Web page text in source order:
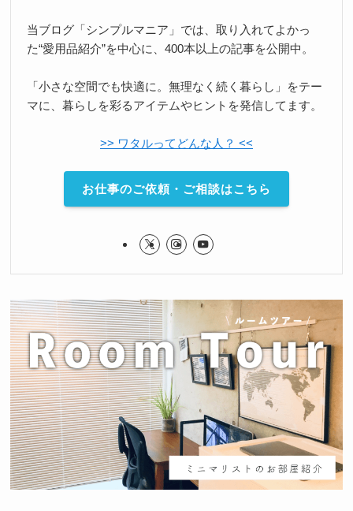
当ブログ「シンプルマニア」では、取り入れてよかっ
た“愛用品紹介”を中心に、400本以上の記事を公開中。
「小さな空間でも快適に。無理なく続く暮らし」をテー
マに、暮らしを彩るアイテムやヒントを発信してます。
>> ワタルってどんな人？ <<
お仕事のご依頼・ご相談はこちら